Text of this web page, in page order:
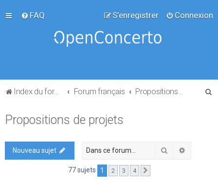
FAQ Connexion
S’enregistrer
Index du forum Forum français
Propositions de projets
Nouveau sujet Rechercher
77 sujets 1 2 3 4